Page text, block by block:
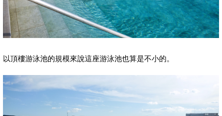
以頂樓游泳池的規模來說這座游泳池也算是不小的。